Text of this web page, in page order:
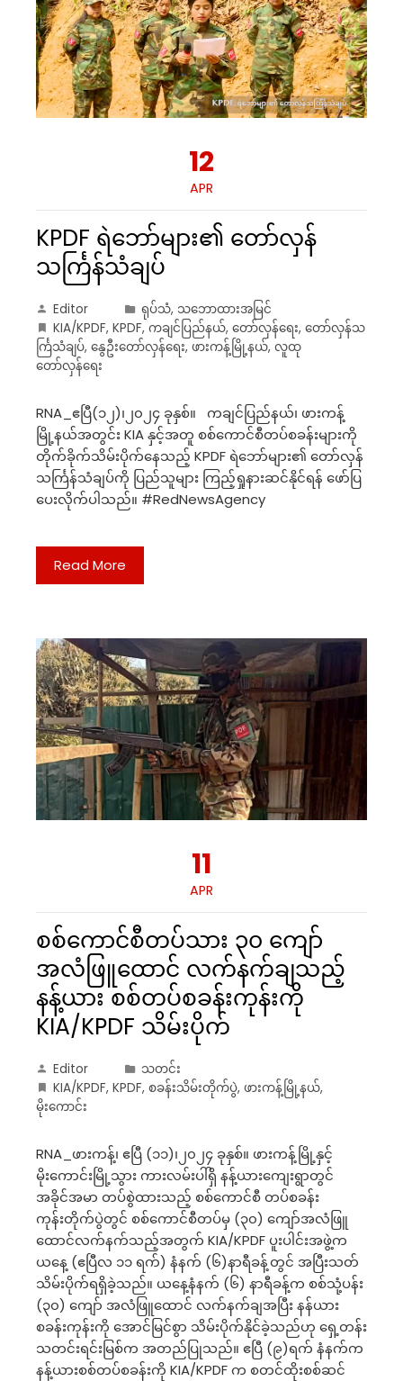
12
APR
KPDF ရဲဘော်များ၏ တော်လှန်
သင်္ကြန်သံချပ်
Editor ရုပ်သံ, သဘောထားအမြင်
KIA/KPDF, KPDF, ကချင်ပြည်နယ်, တော်လှန်ရေး, တော်လှန်သ
င်္ကြသံချပ်, နွေဦးတော်လှန်ရေး, ဖားကန့်မြို့နယ်, လူထု
တော်လှန်ရေး
RNA_ဧပြီ(၁၂)၊၂၀၂၄ ခုနှစ်။ ကချင်ပြည်နယ်၊ ဖားကန့်
မြို့နယ်အတွင်း KIA နှင့်အတူ စစ်ကောင်စီတပ်စခန်းများကို
တိုက်ခိုက်သိမ်းပိုက်နေသည့် KPDF ရဲဘော်များ၏ တော်လှန်
သင်္ကြန်သံချပ်ကို ပြည်သူများ ကြည့်ရှုနားဆင်နိုင်ရန် ဖော်ပြ
ပေးလိုက်ပါသည်။ #RedNewsAgency
Read More
11
APR
စစ်ကောင်စီတပ်သား ၃၀ ကျော်
အလံဖြူထောင် လက်နက်ချသည့်
နန့်ယား စစ်တပ်စခန်းကုန်းကို
KIA/KPDF သိမ်းပိုက်
Editor
သတင်း
KIA/KPDF, KPDF, စခန်းသိမ်းတိုက်ပွဲ, ဖားကန့်မြို့နယ်,
မိုးကောင်း
RNA_ဖားကန့်၊ ဧပြီ (၁၁)၊၂၀၂၄ ခုနှစ်။ ဖားကန့်မြို့နှင့်
မိုးကောင်းမြို့သွား ကားလမ်းပါ်ရှိ နန့်ယားကျေးရွာတွင်
အခိုင်အမာ တပ်စွဲထားသည့် စစ်ကောင်စီ တပ်စခန်း
ကုန်းတိုက်ပွဲတွင် စစ်ကောင်စီတပ်မှ (၃၀) ကျော်အလံဖြူ
ထောင်လက်နက်သည့်အတွက် KIA/KPDF ပူးပါင်းအဖွဲ့က
ယနေ့ (ဧပြီလ ၁၁ ရက်) နံနက် (၆)နာရီခန့်တွင် အပြီးသတ်
သိမ်းပိုက်ရရှိခဲ့‌‌သည်။ ယနေ့နံနက် (၆) နာရီခန့်က စစ်သုံ့ပန်း
(၃၀) ကျော် အလံဖြူထောင် လက်နက်ချအပြီး နန်ယား
စခန်းကုန်းကို အောင်မြင်စွာ သိမ်းပိုက်နိုင်ခဲ့သည်ဟု ရှေ့တန်း
သတင်းရင်းမြစ်က အတည်ပြုသည်။ ဧပြီ (၉)ရက် နံနက်က
နန့်ယားစစ်တပ်စခန်းကို KIA/KPDF က စတင်ထိုးစစ်ဆင်